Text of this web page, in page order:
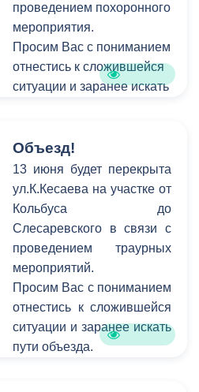
проведением похоронного
мероприятия.
Просим Вас с пониманием
отнестись к сложившейся
ситуации и заранее искать
Объезд!
13 июня будет перекрыта
ул.К.Кесаева на участке от
Кольбуса до
Слесаревского в связи с
проведением траурных
мероприятий.
Просим Вас с пониманием
отнестись к сложившейся
ситуации и заранее искать
пути объезда.